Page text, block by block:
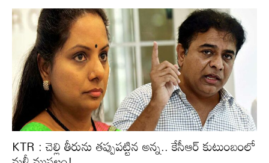
KTR : చెల్లి తీరును తప్పుపట్టిన అన్న.. కేసీఆర్‌ కుటుంబంలో